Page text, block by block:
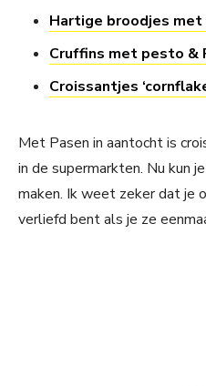
Hartige broodjes
Cruffins met pesto &
Croissantjes
Met Pasen in aantocht is
in de supermarkten. Nu kun
maken. Ik weet zeker dat je
verliefd bent als je ze